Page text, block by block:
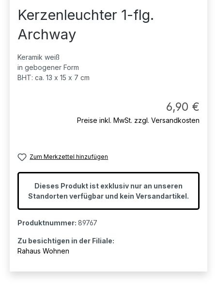
Kerzenleuchter 1-flg.
Archway
Keramik weiß
in gebogener Form
BHT: ca. 13 x 15 x 7 cm
6,90 €
Preise inkl. MwSt. zzgl. Versandkosten
Zum Merkzettel hinzufügen
Dieses Produkt ist exklusiv nur an unseren
Standorten verfügbar und kein Versandartikel.
Produktnummer: 89767
Zu besichtigen in der Filiale:
Rahaus Wohnen